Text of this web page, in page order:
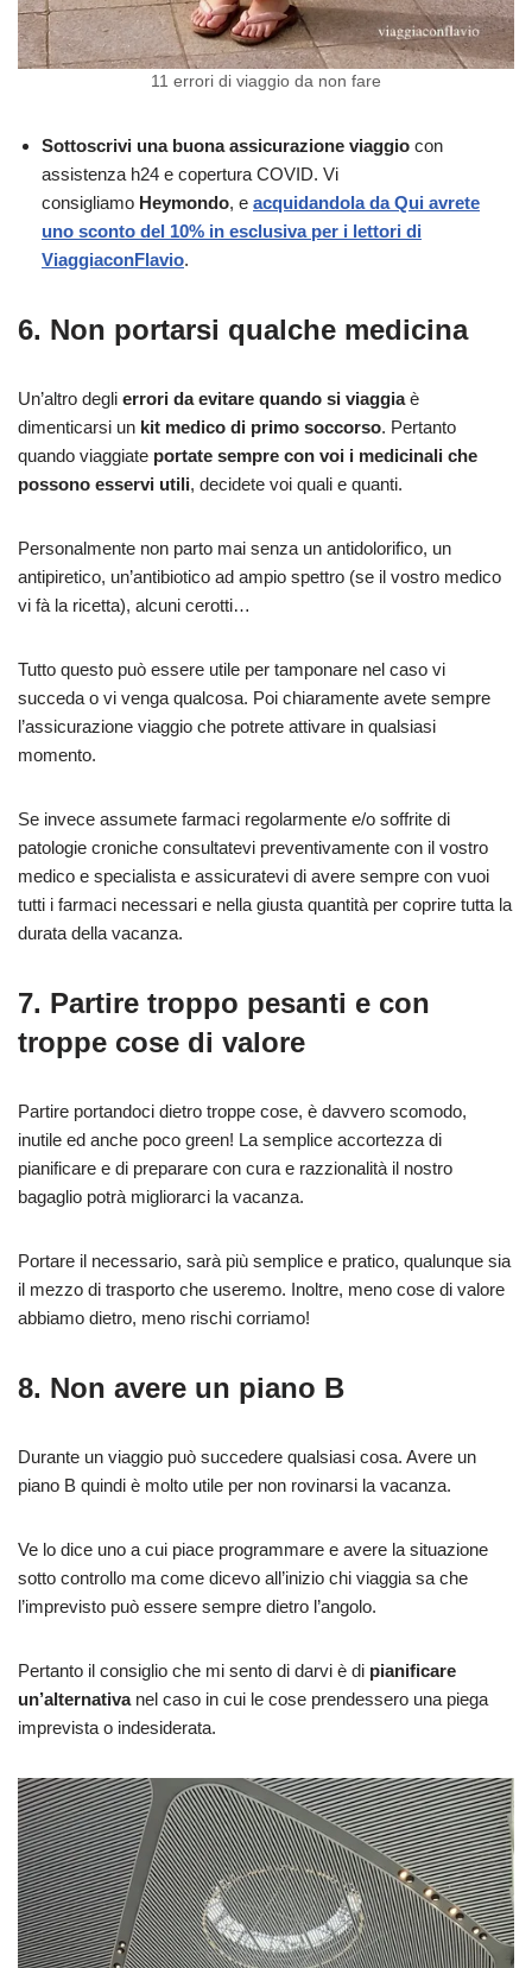
11 errori di viaggio da non fare
Sottoscrivi una buona assicurazione viaggio con
assistenza h24 e copertura COVID. Vi
consigliamo Heymondo, e acquidandola da Qui avrete
uno sconto del 10% in esclusiva per i lettori di
ViaggiaconFlavio.
6. Non portarsi qualche medicina
Un’altro degli errori da evitare quando si viaggiaè
dimenticarsi un kit medico di primo soccorso. Pertanto
quando viaggiate portate sempre con voi i medicinali che
possono esservi utili, decidete voi quali e quanti.
Personalmente non parto mai senza un antidolorifico, un
antipiretico, un’antibiotico ad ampio spettro (se il vostro medico
vi fà la ricetta), alcuni cerotti…
Tutto questo può essere utile per tamponare nel caso vi
succeda o vi venga qualcosa. Poi chiaramente avete sempre
l’assicurazione viaggio che potrete attivare in qualsiasi
momento.
Se invece assumete farmaci regolarmente e/o soffrite di
patologie croniche consultatevi preventivamente con il vostro
medico e specialista e assicuratevi di avere sempre con vuoi
tutti i farmaci necessari e nella giusta quantità per coprire tutta la
durata della vacanza.
7. Partire troppo pesanti e con
troppe cose di valore
Partire portandoci dietro troppe cose, è davvero scomodo,
inutile ed anche poco green! La semplice accortezza di
pianificare e di preparare con cura e razzionalità il nostro
bagaglio potrà migliorarci la vacanza.
Portare il necessario, sarà più semplice e pratico, qualunque sia
il mezzo di trasporto che useremo. Inoltre, meno cose di valore
abbiamo dietro, meno rischi corriamo!
8. Non avere un piano B
Durante un viaggio può succedere qualsiasi cosa. Avere un
piano B quindi è molto utile per non rovinarsi la vacanza.
Ve lo dice uno a cui piace programmare e avere la situazione
sotto controllo ma come dicevo all’inizio chi viaggia sa che
l’imprevisto può essere sempre dietro l’angolo.
Pertanto il consiglio che mi sento di darvi è di pianificare
un’alternativa nel caso in cui le cose prendessero una piega
imprevista o indesiderata.